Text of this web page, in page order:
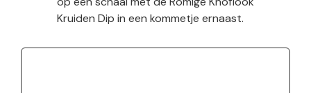
Kruiden Dip in een kommetje ernaast.